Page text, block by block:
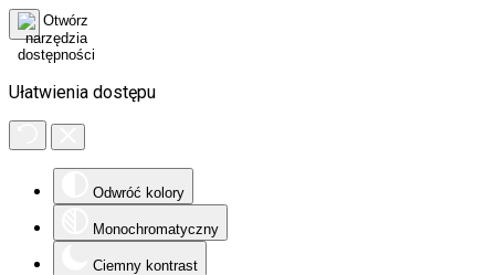
Ułatwienia dostępu
Odwróć kolory
Monochromatyczny
Ciemny kontrast